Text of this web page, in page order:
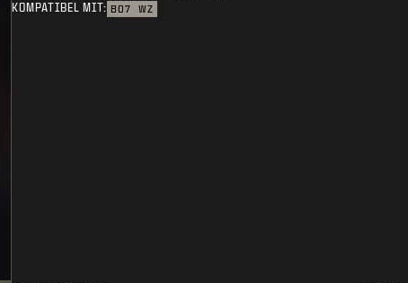
KOMPATIBEL MIT: BO7 WZ